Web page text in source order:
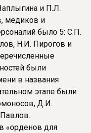
и П.Л.
медиков и
было 5: С.П.
Н.И. Пирогов и
были
в названия
этапе были
Д.И.
«орденов для